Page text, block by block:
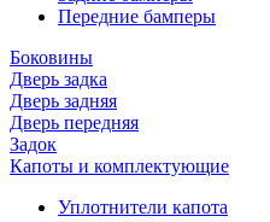
Передние бамперы
Боковины
Дверь задка
Дверь задняя
Дверь передняя
Задок
Капоты и комплектующие
Уплотнители капота